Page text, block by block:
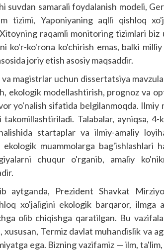
suvdan samarali foydalanish modeli,
tizimi, Yaponiyaning aqlli qishloq
raqamli monitoring tizimlari biz
ko'r-ko'rona ko'chirish emas, balki
joriy etish asosiy maqsaddir.
magistrlar uchun dissertatsiya
ekologik modellashtirish, prognoz va
yo'nalish sifatida belgilanmoqda.
takomillashtiriladi. Talabalar, ayniqsa,
startaplar va ilmiy-amaliy
muammolarga bag'ishlashlari
chuqur o'rganib, amaliy
aytganda, Prezident Shavkat
xo'jaligini ekologik barqaror, ilmga
olib chiqishga qaratilgan. Bu
xususan, Termiz davlat muhandislik va
ega. Bizning vazifamiz — ilm,